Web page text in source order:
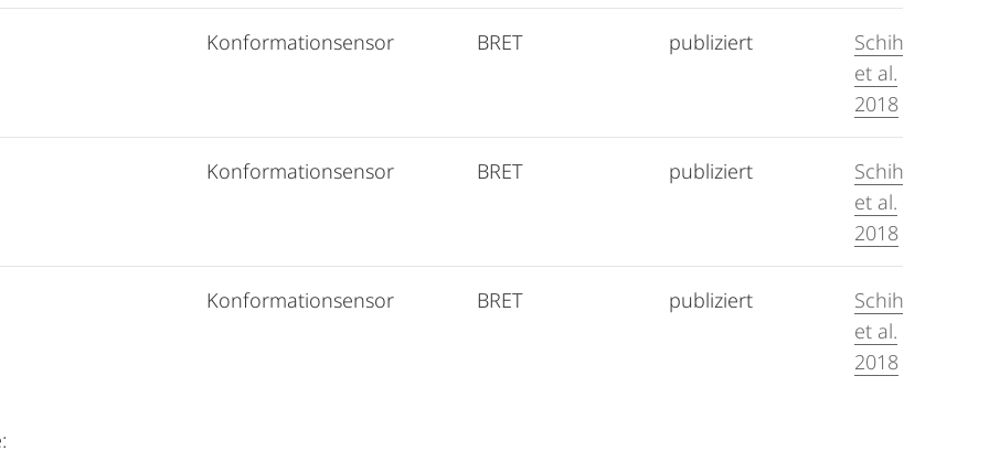
Konformationsensor BRET publiziert
Schihada
et al.
2018
Konformationsensor BRET publiziert
Schihada
et al.
2018
Konformationsensor BRET publiziert
Schihada
et al.
2018